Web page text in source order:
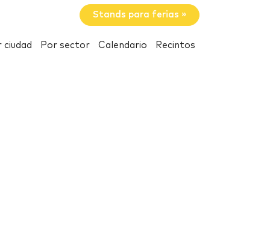
Stands para ferias »
ciudad Por sector Calendario Recintos